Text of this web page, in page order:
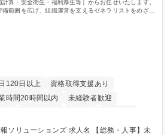
算・安全衛生・福利厚生等）からお任せいたします。
範囲を広げ、組織運営を支えるゼネラリストをめざせ
120日以上
資格取得支援あり
時間20時間以内
未経験者歓迎
交通費支給 土日祝休み 寮・社宅あり
ズ 求人名 【総務・人事】未